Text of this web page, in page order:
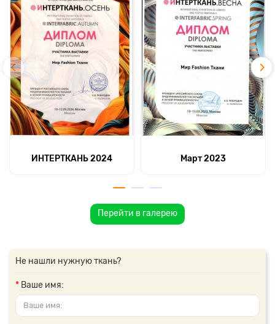
ИНТЕРТКАНЬ 2024 Март 2023
Перейти в галерею
Не нашли нужную ткань?
Ваше имя: